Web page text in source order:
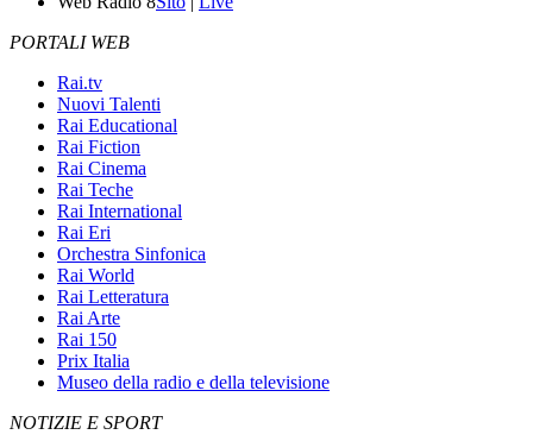
PORTALI WEB
Rai.tv
Nuovi Talenti
Rai Educational
Rai Fiction
Rai Cinema
Rai Teche
Rai International
Rai Eri
Orchestra Sinfonica
Rai World
Rai Letteratura
Rai Arte
Rai 150
Prix Italia
Museo della radio e della televisione
NOTIZIE E SPORT